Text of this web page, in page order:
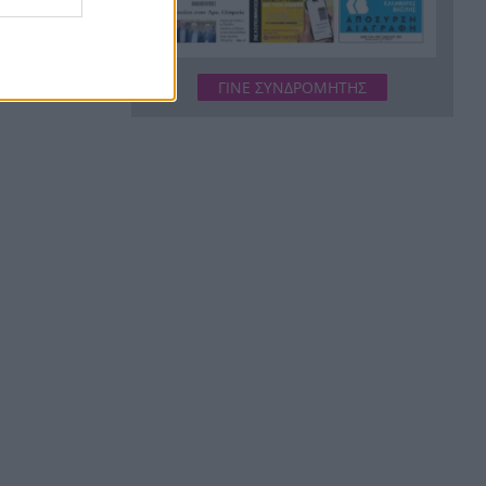
«Φωτιά» στις τιμές του
πετρελαίου: Ξεπέρασε τα 83
8:43
Περού: Σάλος με ΒΙΝΤΕΟ
ΓΙΝΕ ΣΥΝΔΡΟΜΗΤΗΣ